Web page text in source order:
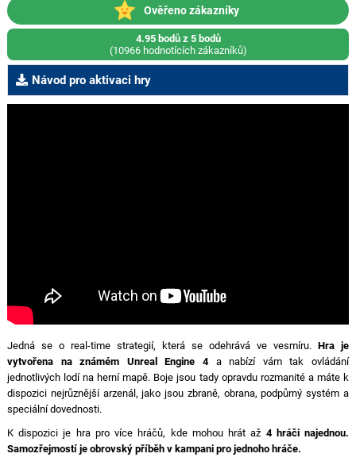
Ověřeno zákazníky
4.95 bodů z 5 bodů
(10966 hodnotících zákazníků)
Návod pro aktivaci hry
Jedná se o real-time strategií, která se odehrává ve vesmíru. Hra je
vytvořena na známém Unreal Engine 4a nabízí vám tak ovládání
jednotlivých lodí na herní mapě. Boje jsou tady opravdu rozmanité a máte k
dispozici nejrůznější arzenál, jako jsou zbraně, obrana, podpůrný systém a
speciální dovednosti.
K dispozici je hra pro více hráčů, kde mohou hrát až 4 hráči najednou.
Samozřejmostí je obrovský příběh v kampani pro jednoho hráče.